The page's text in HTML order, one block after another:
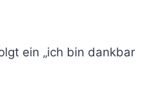
ein „ich bin dankbar